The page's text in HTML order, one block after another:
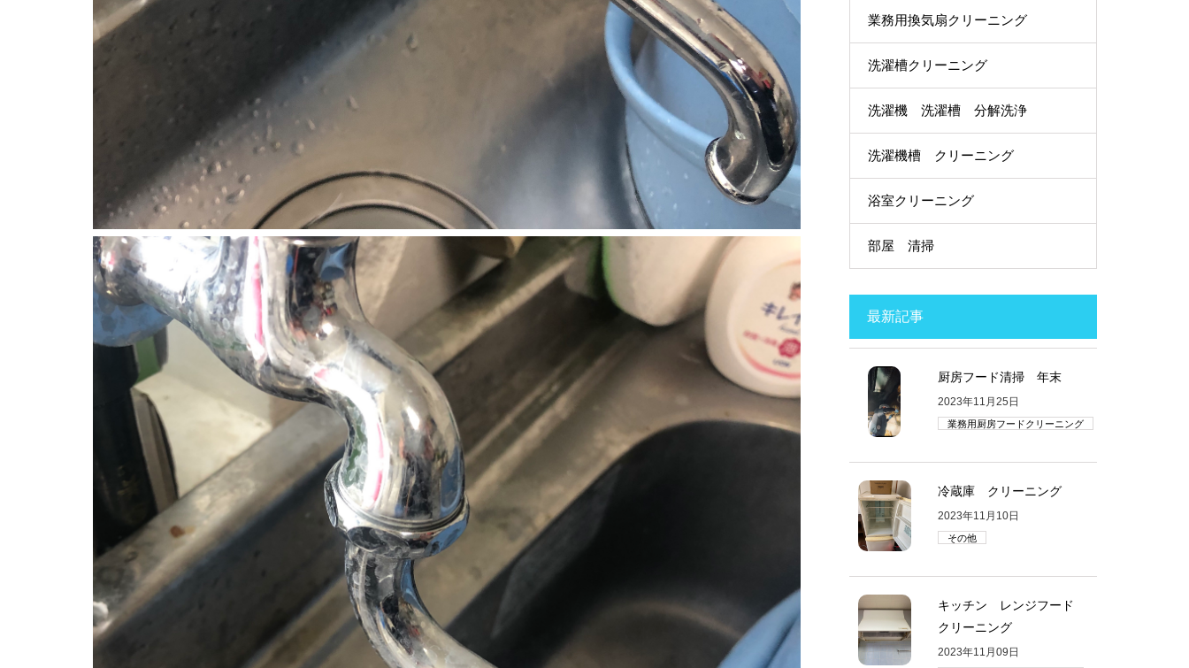
業務用換気扇クリーニング
洗濯槽クリーニング
洗濯機 洗濯槽 分解洗浄
洗濯機槽 クリーニング
浴室クリーニング
部屋 清掃
最新記事
厨房フード清掃 年末
2023年11月25日
業務用厨房フードクリーニング
冷蔵庫 クリーニング
2023年11月10日
その他
キッチン レンジフード
クリーニング
2023年11月09日